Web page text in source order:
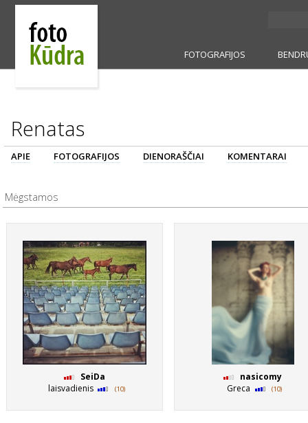
FOTOGRAFIJOS
Renatas
APIE FOTOGRAFIJOS DIENORAŠČIAI KOMENTARAI
Mėgstamos
SeiDa
laisvadienis
(10)
nasicomy
Greca
(10)